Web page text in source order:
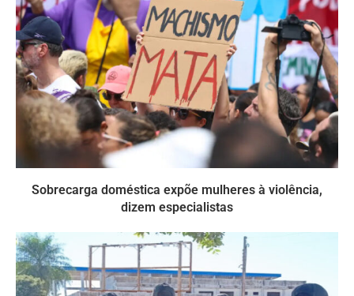
Sobrecarga doméstica expõe mulheres à violência,
dizem especialistas